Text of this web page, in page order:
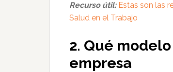
Recurso útil: Estas son las
Salud en el Trabajo
2. Qué
empresa